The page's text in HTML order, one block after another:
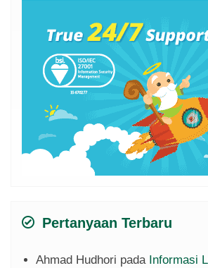
Pertanyaan Terbaru
Ahmad Hudhori pada Informasi